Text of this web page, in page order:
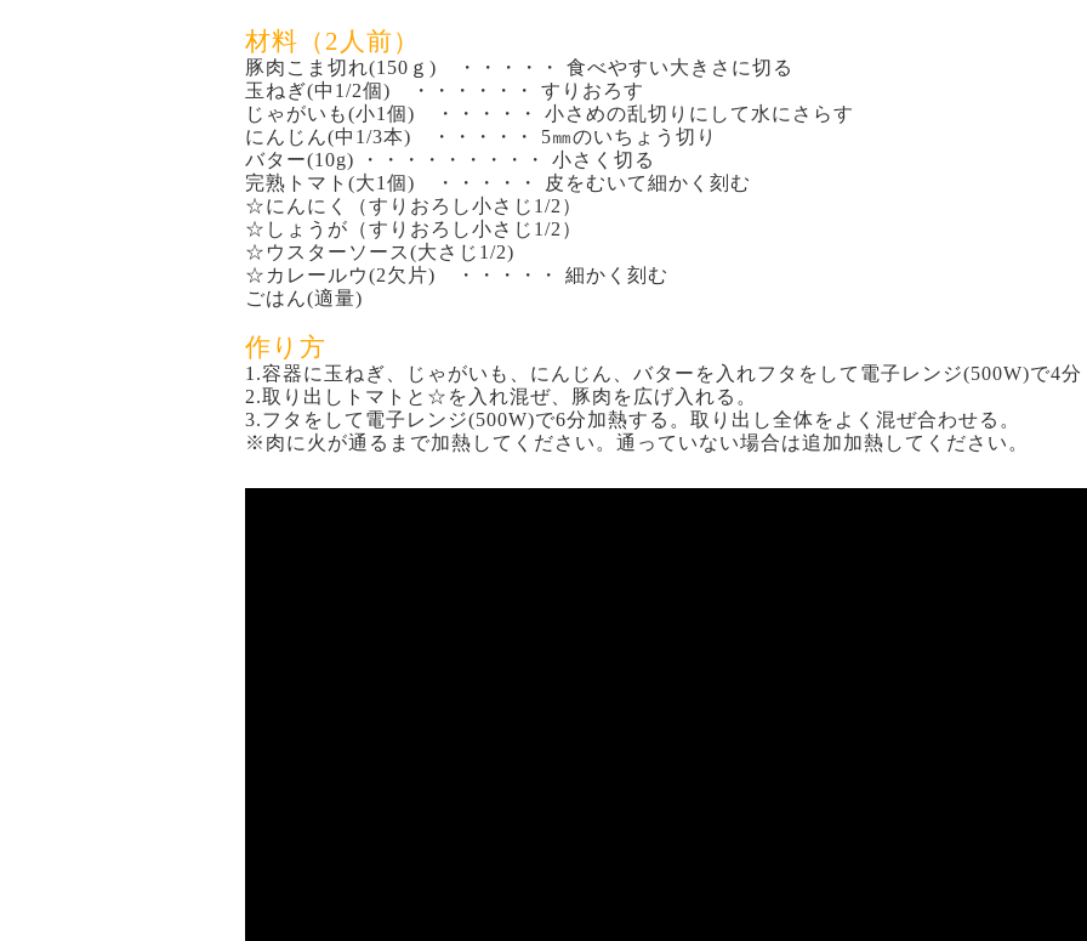
材料（2人前）
豚肉こま切れ(150ｇ) ・・・・・ 食べやすい大きさに切る
玉ねぎ(中1/2個) ・・・・・・ すりおろす
じゃがいも(小1個) ・・・・・ 小さめの乱切りにして水にさらす
にんじん(中1/3本) ・・・・・ 5㎜のいちょう切り
バター(10g) ・・・・・・・・・ 小さく切る
完熟トマト(大1個) ・・・・・ 皮をむいて細かく刻む
☆にんにく（すりおろし小さじ1/2）
☆しょうが（すりおろし小さじ1/2）
☆ウスターソース(大さじ1/2)
☆カレールウ(2欠片) ・・・・・ 細かく刻む
ごはん(適量)
作り方
1.容器に玉ねぎ、じゃがいも、にんじん、バターを入れフタをして電子レンジ(500W)で4
2.取り出しトマトと☆を入れ混ぜ、豚肉を広げ入れる。
3.フタをして電子レンジ(500W)で6分加熱する。取り出し全体をよく混ぜ合わせる。
※肉に火が通るまで加熱してください。通っていない場合は追加加熱してください。